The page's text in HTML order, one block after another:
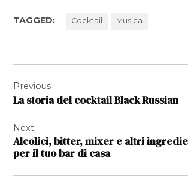
TAGGED: Cocktail Musica
articoli
Previous
La storia del cocktail Black Russian
Next
Alcolici, bitter, mixer e altri
per il tuo bar di casa